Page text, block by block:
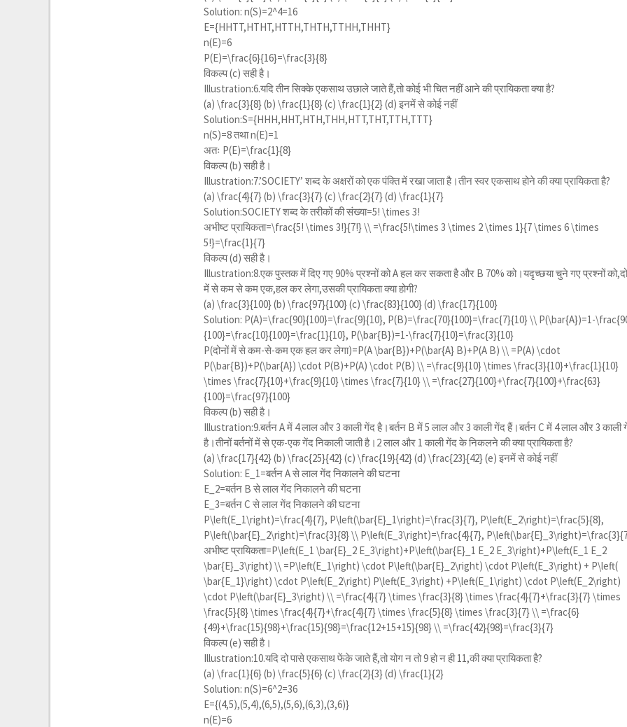
Solution: n(S)=2^4=16
E={HHTT,HTHT,HTTH,THTH,TTHH,THHT}
n(E)=6
P(E)=\frac{6}{16}=\frac{3}{8}
विकल्प (c) सही है।
Illustration:6.यदि तीन सिक्के एकसाथ उछाले जाते हैं,तो कोई भी चित नहीं आने की प्रायिकता क्या है?
(a)\frac{3}{8}(b)\frac{1}{8}(c)\frac{1}{2}(d) इनमें से कोई नहीं
Solution:S={HHH,HHT,HTH,THH,HTT,THT,TTH,TTT}
n(S)=8 तथा n(E)=1
अतः P(E)=\frac{1}{8}
विकल्प (b) सही है।
Illustration:7.’SOCIETY’ शब्द के अक्षरों को एक पंक्ति में रखा जाता है।तीन स्वर एकसाथ होने की क्या प्रायिकता है?
(a)\frac{4}{7}(b)\frac{3}{7}(c)\frac{2}{7}(d)\frac{1}{7}
Solution:SOCIETY शब्द के तरीकों की संख्या=5! \times 3!
अभीष्ट प्रायिकता=\frac{5! \times 3!}{7!} \\ =\frac{5!\times 3 \times 2 \times 1}{7 \times 6 \times
5!}=\frac{1}{7}
विकल्प (d) सही है।
Illustration:8.एक पुस्तक में दिए गए 90% प्रश्नों को A हल कर सकता है और B 70% को।यदृच्छया चुने गए प्रश्नों
में से कम से कम एक,हल कर लेगा,उसकी प्रायिकता क्या होगी?
(a)\frac{3}{100}(b)\frac{97}{100}(c)\frac{83}{100}(d)\frac{17}{100}
Solution: P(A)=\frac{90}{100}=\frac{9}{10}, P(B)=\frac{70}{100}=\frac{7}{10} \\ P(\bar{A})=1-
{100}=\frac{10}{100}=\frac{1}{10}, P(\bar{B})=1-\frac{7}{10}=\frac{3}{10}
P(दोनों में से कम-से-कम एक हल कर लेगा)=P(A \bar{B})+P(\bar{A} B)+P(A B) \\ =P(A) \cdot
P(\bar{B})+P(\bar{A}) \cdot P(B)+P(A) \cdot P(B) \\ =\frac{9}{10} \times \frac{3}{10}+\frac{1}{10}
\times \frac{7}{10}+\frac{9}{10} \times \frac{7}{10} \\ =\frac{27}{100}+\frac{7}{100}+\frac{63}
{100}=\frac{97}{100}
विकल्प (b) सही है।
Illustration:9.बर्तन A में 4 लाल और 3 काली गेंद है।बर्तन B में 5 लाल और 3 काली गेंद हैं।बर्तन C में 4 लाल और 3 काली
है।तीनों बर्तनों में से एक-एक गेंद निकाली जाती है।2 लाल और 1 काली गेंद के निकलने की क्या प्रायिकता है?
(a)\frac{17}{42}(b)\frac{25}{42}(c)\frac{19}{42}(d)\frac{23}{42}(e) इनमें से कोई नहीं
Solution: E_1 =बर्तन A से लाल गेंद निकालने की घटना
E_2=बर्तन B से लाल गेंद निकालने की घटना
E_3=बर्तन C से लाल गेंद निकालने की घटना
P\left(E_1\right)=\frac{4}{7}, P\left(\bar{E}_1\right)=\frac{3}{7}, P\left(E_2\right)=\frac{5}{8},
P\left(\bar{E}_2\right)=\frac{3}{8} \\ P\left(E_3\right)=\frac{4}{7},
अभीष्ट प्रायिकता=P\left(E_1 \bar{E}_2 E_3\right)+P\left(\bar{E}_1 E_2 E_3\right)+P\left(E_1 E_2
\bar{E}_3\right) \\ =P\left(E_1\right) \cdot P\left(\bar{E}_2\right) \cdot P\left(E_3\right) + P\left(
\bar{E_1}\right) \cdot P\left(E_2\right) P\left(E_3\right) +P\left(E_1\right) \cdot P\left(E_2\right)
\cdot P\left(\bar{E}_3\right) \\ =\frac{4}{7} \times \frac{3}{8} \times \frac{4}{7}+\frac{3}{7} \times
\frac{5}{8} \times \frac{4}{7}+\frac{4}{7} \times \frac{5}{8} \times \frac{3}{7} \\ =\frac{6}
{49}+\frac{15}{98}+\frac{15}{98}=\frac{12+15+15}{98} \\ =\frac{42}{98}=\frac{3}{7}
विकल्प (e) सही है।
Illustration:10.यदि दो पासे एकसाथ फेंके जाते हैं,तो योग न तो 9 हो न ही 11,की क्या प्रायिकता है?
(a)\frac{1}{6}(b)\frac{5}{6}(c)\frac{2}{3}(d)\frac{1}{2}
Solution: n(S)=6^2=36
E={(4,5),(5,4),(6,5),(5,6),(6,3),(3,6)}
n(E)=6